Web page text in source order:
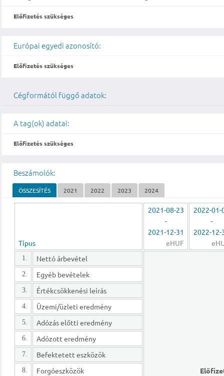
Előfizetés szükséges
Európai egyedi azonosító:
Előfizetés szükséges
Cégformától függő adatok:
A tag(ok) adatai:
Előfizetés szükséges
Beszámolók:
ÖSSZESÍTÉS 2021 2022 2023 2024
Típus
2021-08-23
-
2021-12-31
eHUF
2022-01-
-
2022-12-
1. Nettó árbevétel
2. Egyéb bevételek
3. Értékcsökkenési leírás
4. Üzemi/üzleti eredmény
5. Adózás előtti eredmény
6. Adózott eredmény
7. Befektetett eszközök
8. Forgóeszközök